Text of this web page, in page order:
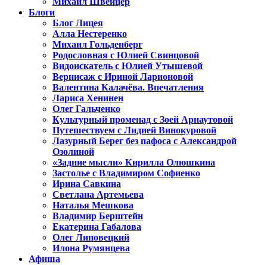
Блоги
Блог Лицея
Алла Нестеренко
Михаил Гольденберг
Родословная с Юлией Свинцовой
Видоискатель с Юлией Утышевой
Вернисаж с Ириной Ларионовой
Валентина Калачёва. Впечатления
Лариса Хенинен
Олег Гальченко
Культурный променад с Зоей Арнаутовой
Путешествуем с Лидией Винокуровой
Лазурный Берег без пафоса с Александрой
Озолиной
«Задние мысли» Кирилла Олюшкина
Застолье с Владимиром Софиенко
Ирина Савкина
Светлана Артемьева
Наталья Мешкова
Владимир Берштейн
Екатерина Габалова
Олег Липовецкий
Илона Румянцева
Афиша